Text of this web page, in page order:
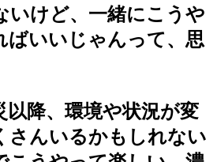
いけど、一緒にこうや
ばいいじゃんって、思
以降、環境や状況が変
さんいるかもしれない